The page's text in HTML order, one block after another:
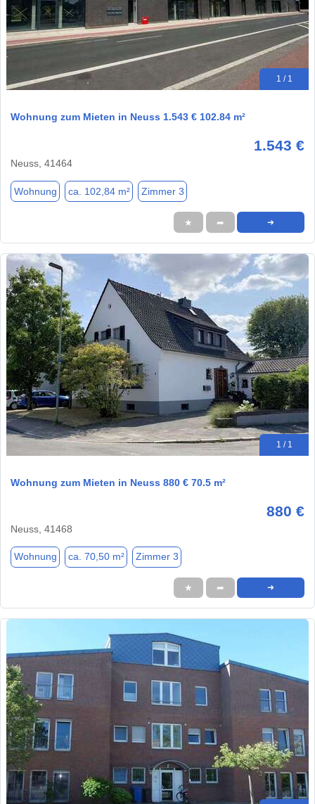
1 / 1
Wohnung zum Mieten in Neuss 1.543 € 102.84 m²
1.543 €
Neuss, 41464
Wohnung ca. 102,84 m² Zimmer 3
★ ➦ ➜
1 / 1
Wohnung zum Mieten in Neuss 880 € 70.5 m²
880 €
Neuss, 41468
Wohnung ca. 70,50 m² Zimmer 3
★ ➦ ➜